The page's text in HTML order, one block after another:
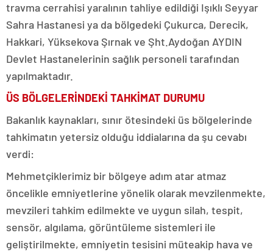
travma cerrahisi yaralının tahliye edildiği Işıklı Seyyar
Sahra Hastanesi ya da bölgedeki Çukurca, Derecik,
Hakkari, Yüksekova Şırnak ve Şht.Aydoğan AYDIN
Devlet Hastanelerinin sağlık personeli tarafından
yapılmaktadır.
ÜS BÖLGELERİNDEKİ TAHKİMAT DURUMU
Bakanlık kaynakları, sınır ötesindeki üs bölgelerinde
tahkimatın yetersiz olduğu iddialarına da şu cevabı
verdi:
Mehmetçiklerimiz bir bölgeye adım atar atmaz
öncelikle emniyetlerine yönelik olarak mevzilenmekte,
mevzileri tahkim edilmekte ve uygun silah, tespit,
sensör, algılama, görüntüleme sistemleri ile
geliştirilmekte, emniyetin tesisini müteakip hava ve